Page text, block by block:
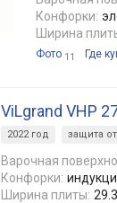
Конфорки:
Ширина
Фото 11 Где
ViLgrand VHP
2022 год защита
Варочная
Конфорки:
Ширина плиты: